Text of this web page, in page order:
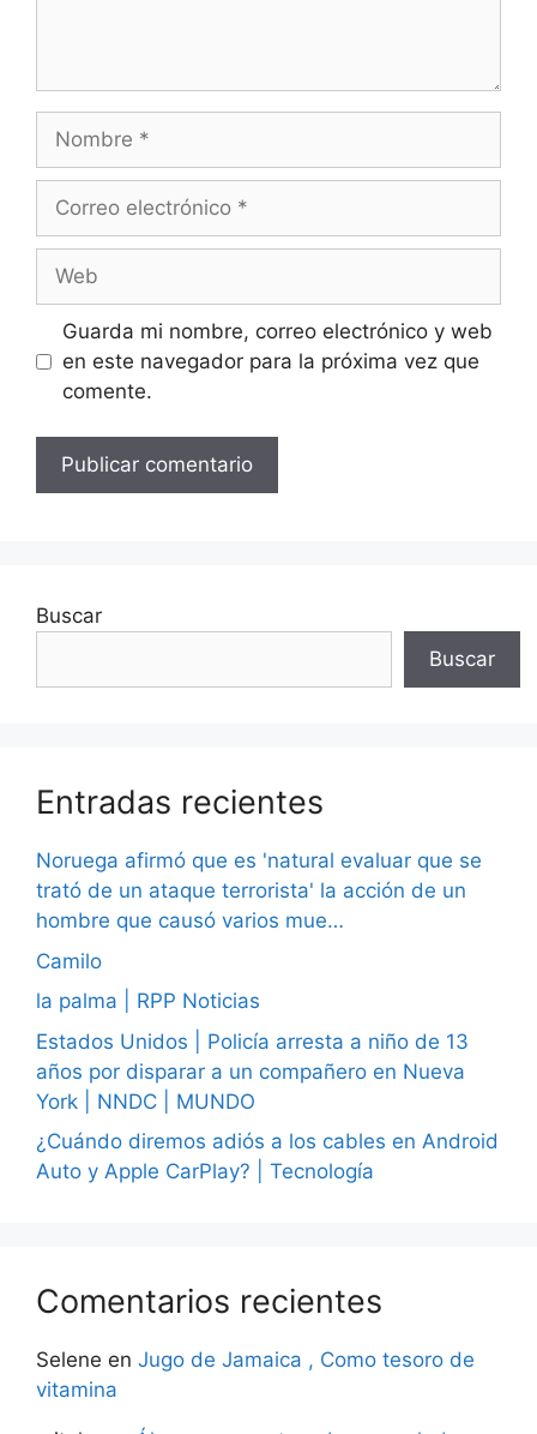
electrónico
Guarda mi nombre, correo electrónico y web
en este navegador para la próxima vez que
comente.
Buscar
Buscar
Entradas recientes
Noruega afirmó que es 'natural evaluar que se
trató de un ataque terrorista' la acción de un
hombre que causó varios mue…
Camilo
la palma | RPP Noticias
Estados Unidos | Policía arresta a niño de 13
años por disparar a un compañero en Nueva
York | NNDC | MUNDO
¿Cuándo diremos adiós a los cables en Android
Auto y Apple CarPlay? | Tecnología
Comentarios recientes
Selene en Jugo de Jamaica , Como tesoro de
vitamina